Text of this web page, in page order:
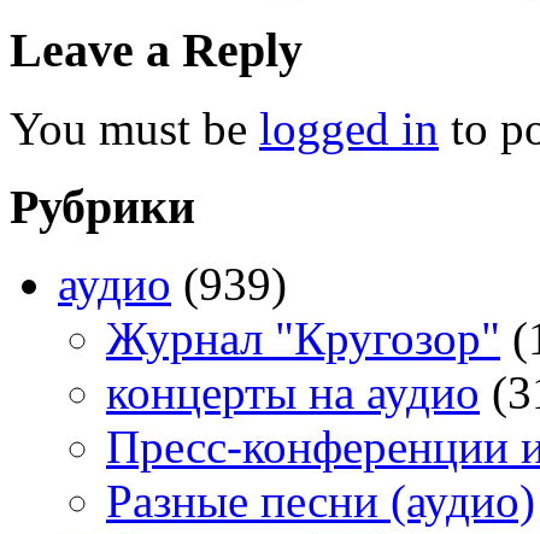
Leave a Reply
You must be logged in to
Рубрики
аудио (939)
Журнал "Кругозор"
концерты на аудио
Пресс-конференции
Разные песни (аудио)